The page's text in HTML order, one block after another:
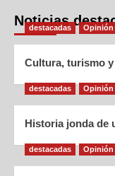
Noticias
destacadas Opinión
Cultura, turismo
destacadas Opinión
Historia jonda de
destacadas Opinión